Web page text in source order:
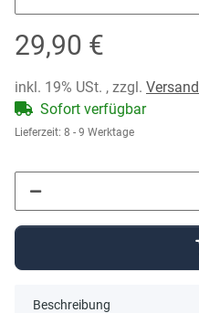
29,90 €
inkl. 19% USt. , zzgl. Versand
Sofort verfügbar
Lieferzeit: 8 - 9 Werktage
Beschreibung